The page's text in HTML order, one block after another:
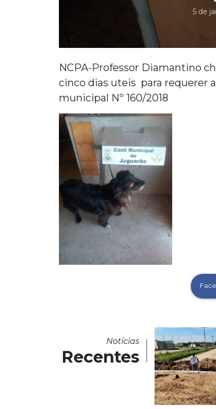
5 de
NCPA-Professor Diamantino
cinco dias uteis para requerer
municipal Nº 160/2018
Notícias
Recentes